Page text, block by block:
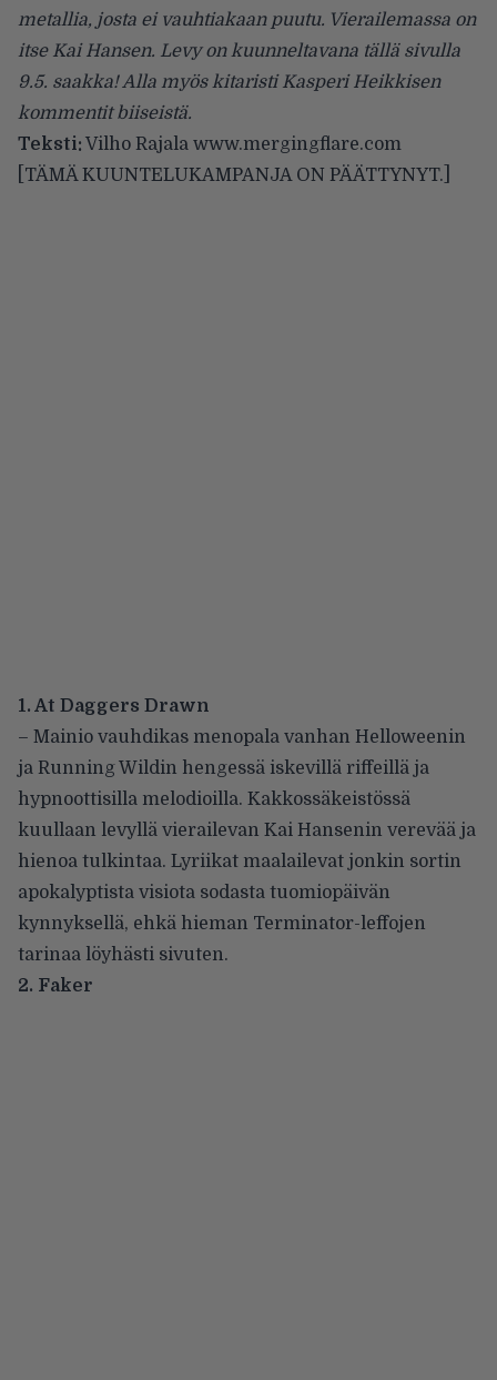
metallia, josta ei vauhtiakaan puutu. Vierailemassa on
itse Kai Hansen. Levy on kuunneltavana tällä sivulla
9.5. saakka! Alla myös kitaristi Kasperi Heikkisen
kommentit biiseistä.
Teksti: Vilho Rajala www.mergingflare.com
[TÄMÄ KUUNTELUKAMPANJA ON PÄÄTTYNYT.]
1. At Daggers Drawn
– Mainio vauhdikas menopala vanhan Helloweenin
ja Running Wildin hengessä iskevillä riffeillä ja
hypnoottisilla melodioilla. Kakkossäkeistössä
kuullaan levyllä vierailevan Kai Hansenin verevää ja
hienoa tulkintaa. Lyriikat maalailevat jonkin sortin
apokalyptista visiota sodasta tuomiopäivän
kynnyksellä, ehkä hieman Terminator-leffojen
tarinaa löyhästi sivuten.
2. Faker